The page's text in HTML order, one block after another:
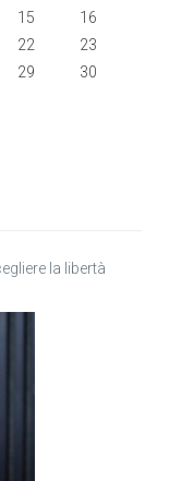
15
16
22
23
29
30
la libertà